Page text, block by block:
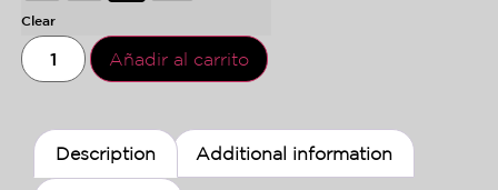
Clear
Añadir al carrito
Description Additional information